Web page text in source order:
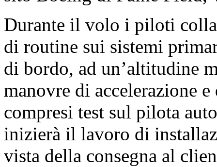
Durante il volo i piloti
di routine sui sistemi
di bordo, ad un’altitudine
manovre di accelerazione
compresi test sul pilota
inizierà il lavoro di
vista della consegna al